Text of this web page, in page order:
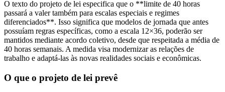
O texto do projeto de lei especifica que o **limite de 40 horas
passará a valer também para escalas especiais e regimes
diferenciados**. Isso significa que modelos de jornada que antes
possuíam regras específicas, como a escala 12×36, poderão ser
mantidos mediante acordo coletivo, desde que respeitada a média de
40 horas semanais. A medida visa modernizar as relações de
trabalho e adaptá-las às novas realidades sociais e econômicas.
O que o projeto de lei prevê